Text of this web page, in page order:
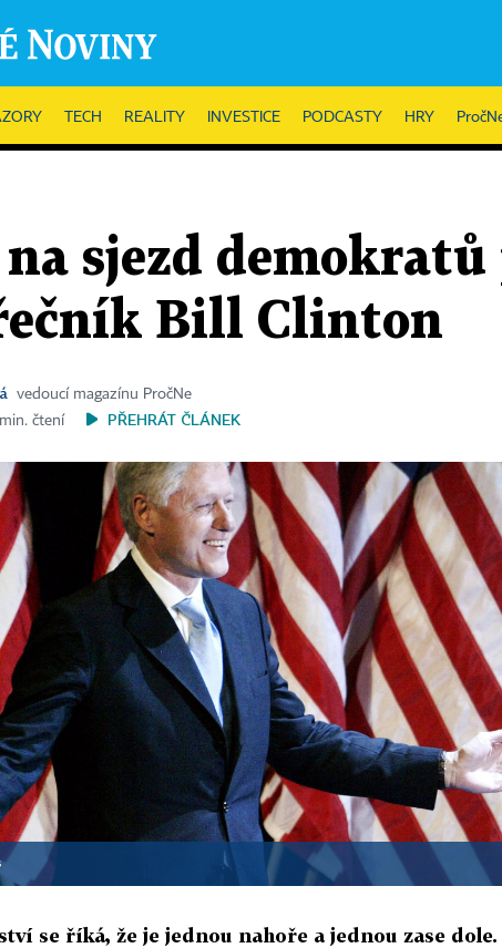
TECH REALITY INVESTICE PODCASTY HRY
na sjezd
Bill Clinton
vedoucí magazínu PročNe
čtení
PŘEHRÁT ČLÁNEK
se říká, že je jednou nahoře a jednou zase dole.